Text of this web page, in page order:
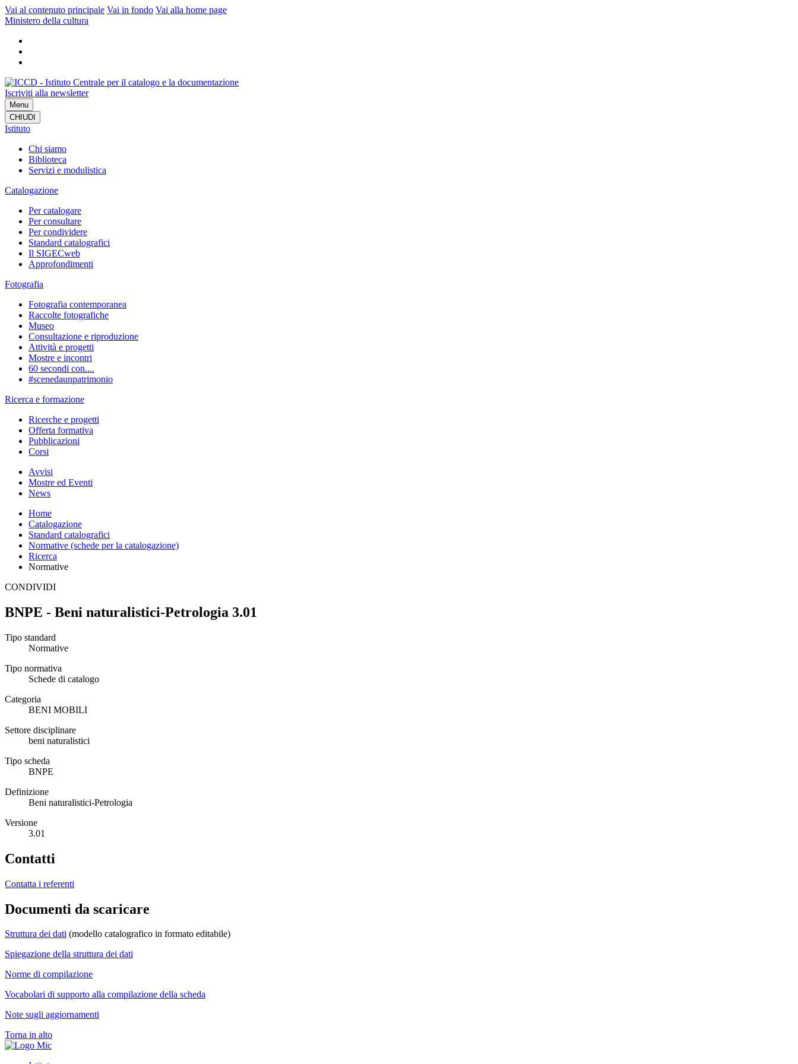
Vai al contenuto principale Vai in fondo Vai alla home page
Ministero della cultura
Iscriviti alla newsletter
Menu
CHIUDI
Istituto
Chi siamo
Biblioteca
Servizi e modulistica
Catalogazione
Per catalogare
Per consultare
Per condividere
Standard catalografici
Il SIGECweb
Approfondimenti
Fotografia
Fotografia contemporanea
Raccolte fotografiche
Museo
Consultazione e riproduzione
Attività e progetti
Mostre e incontri
60 secondi con....
#scenedaunpatrimonio
Ricerca e formazione
Ricerche e progetti
Offerta formativa
Pubblicazioni
Corsi
Avvisi
Mostre ed Eventi
News
Home
Catalogazione
Standard catalografici
Normative (schede per la catalogazione)
Ricerca
Normative
CONDIVIDI
BNPE - Beni naturalistici-Petrologia 3.01
Tipo standard
Normative
Tipo normativa
Schede di catalogo
Categoria
BENI MOBILI
Settore disciplinare
beni naturalistici
Tipo scheda
BNPE
Definizione
Beni naturalistici-Petrologia
Versione
3.01
Contatti
Contatta i referenti
Documenti da scaricare
Struttura dei dati (modello catalografico in formato editabile)
Spiegazione della struttura dei dati
Norme di compilazione
Vocabolari di supporto alla compilazione della scheda
Note sugli aggiornamenti
Torna in alto